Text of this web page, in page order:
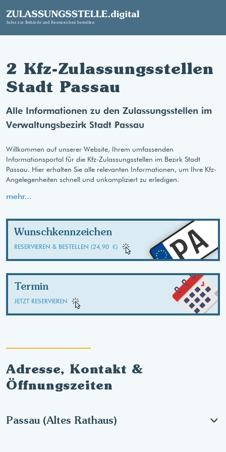
2 Kfz-Zulassungsstellen
Stadt Passau
Alle Informationen zu den Zulassungsstellen im
Verwaltungsbezirk Stadt Passau
Willkommen auf unserer Website, Ihrem umfassenden
Informationsportal für die Kfz-Zulassungsstellen im Bezirk Stadt
Passau. Hier erhalten Sie alle relevanten Informationen, um Ihre Kfz-
Angelegenheiten schnell und unkompliziert zu erledigen.
mehr...
Wunschkennzeichen
RESERVIEREN & BESTELLEN (24,90 €) PA
Termin
JETZT RESERVIEREN
Adresse, Kontakt &
Öffnungszeiten
Passau (Altes Rathaus)